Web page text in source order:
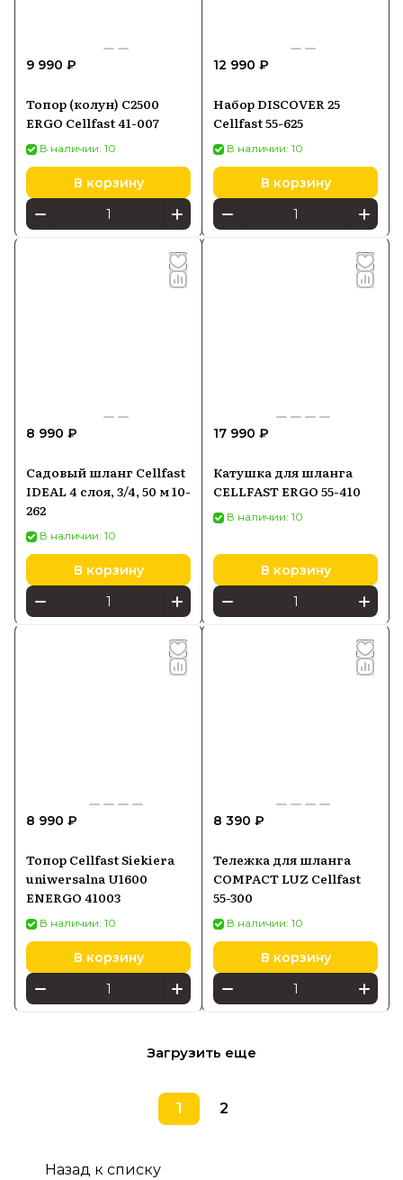
9 990 ₽
Топор (колун) C2500
ERGO Cellfast 41-007
В наличии: 10
В корзину
12 990 ₽
Набор DISCOVER 25
Cellfast 55-625
В наличии: 10
В корзину
8 990 ₽
Садовый шланг Cellfast
IDEAL 4 слоя, 3/4, 50 м 10-
262
В наличии: 10
В корзину
17 990 ₽
Катушка для шланга
CELLFAST ERGO 55-410
В наличии: 10
В корзину
8 990 ₽
Топор Cellfast Siekiera
uniwersalna U1600
ENERGO 41003
В наличии: 10
В корзину
8 390 ₽
Тележка для шланга
COMPACT LUZ Cellfast
55-300
В наличии: 10
В корзину
Загрузить еще
1 2
Назад к списку